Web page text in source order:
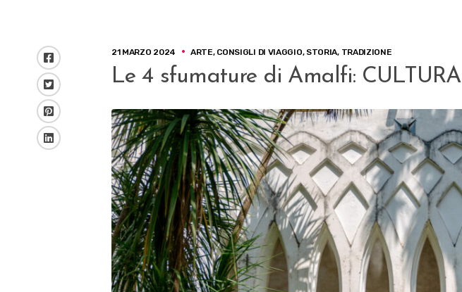
Facebook
Twitter
Pinterest
LinkedIn
21 MARZO 2024 ARTE, CONSIGLI DI VIAGGIO, STORIA, TRADIZIONE
Le 4 sfumature di Amalfi: CULTURA